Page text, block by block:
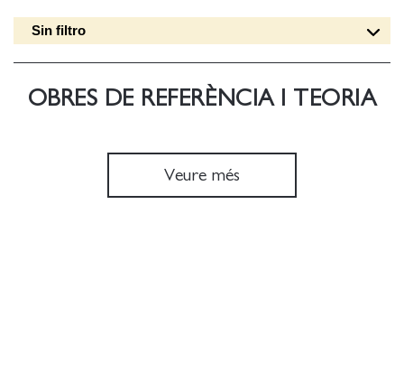
Sin filtro
Data edició [ASC]
OBRES DE REFERÈNCIA I TEORIA
Veure més